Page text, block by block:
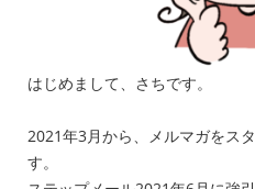
はじめまして、さちです。
2021年3月から、メルマガをス
す。